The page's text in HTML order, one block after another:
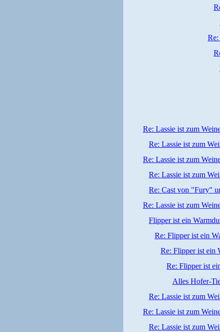
Re:
Re: Lassie ist zum
Re: Lassie ist zum
Re: Lassie ist zum
Re: Lassie ist zum
Re: Cast von "Fury"
Re: Lassie ist zum
Flipper ist ein
Re: Flipper ist ein
Re: Flipper ist ein
Re: Flipper ist
Alles Hofer-
Re: Lassie ist zum
Re: Lassie ist zum
Re: Lassie ist zum